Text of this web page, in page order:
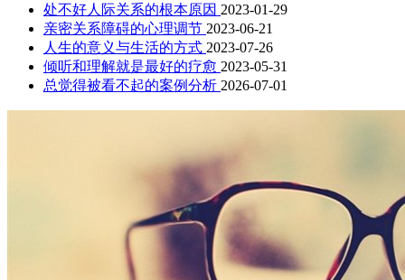
处不好人际关系的根本原因 2023-01-29
亲密关系障碍的心理调节 2023-06-21
人生的意义与生活的方式 2023-07-26
倾听和理解就是最好的疗愈 2023-05-31
总觉得被看不起的案例分析 2026-07-01